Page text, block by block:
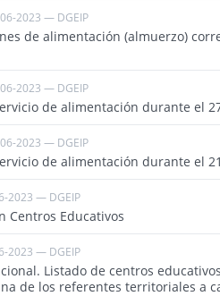
2023 — DGEIP
de alimentación (almuerzo)
2023 — DGEIP
de alimentación durante el
2023 — DGEIP
de alimentación durante el
2023 — DGEIP
Centros Educativos
2023 — DGEIP
Listado de centros
de los referentes territoriales a